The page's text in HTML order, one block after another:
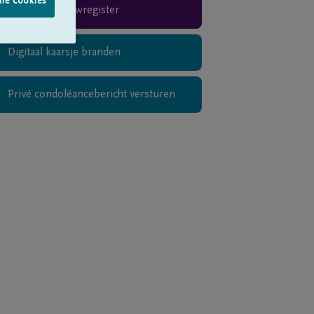
Rouwregister
Digitaal kaarsje branden
Privé condoléancebericht versturen